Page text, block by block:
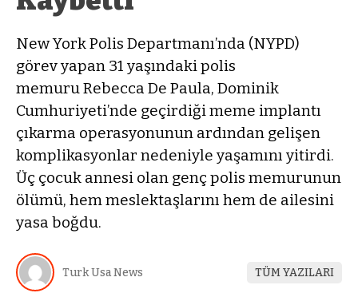
New York Polis Departmanı’nda (NYPD)
görev yapan 31 yaşındaki polis
memuru Rebecca De Paula, Dominik
Cumhuriyeti’nde geçirdiği meme implantı
çıkarma operasyonunun ardından gelişen
komplikasyonlar nedeniyle yaşamını yitirdi.
Üç çocuk annesi olan genç polis memurunun
ölümü, hem meslektaşlarını hem de ailesini
yasa boğdu.
Turk Usa News TÜM YAZILARI